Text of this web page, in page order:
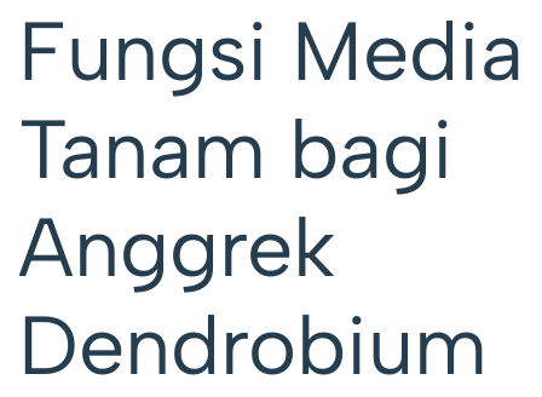
Fungsi Media
Tanam bagi
Anggrek
Dendrobium